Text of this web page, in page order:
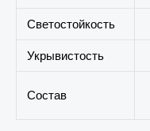
Светостойкость
Укрывистость
Состав